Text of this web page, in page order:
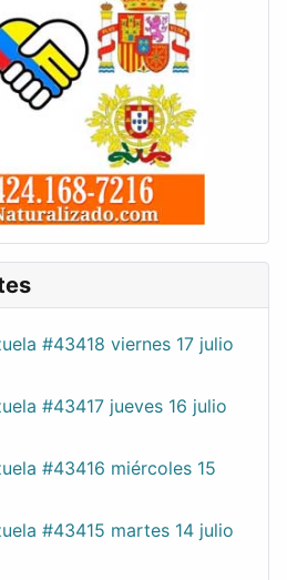
#43418 viernes 17 julio
#43417 jueves 16 julio
#43416 miércoles 15
#43415 martes 14 julio